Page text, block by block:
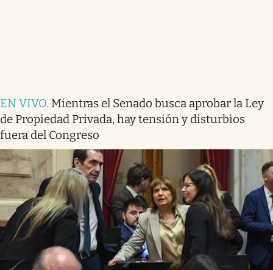
EN VIVO. Mientras el Senado busca aprobar la Ley
de Propiedad Privada, hay tensión y disturbios
fuera del Congreso